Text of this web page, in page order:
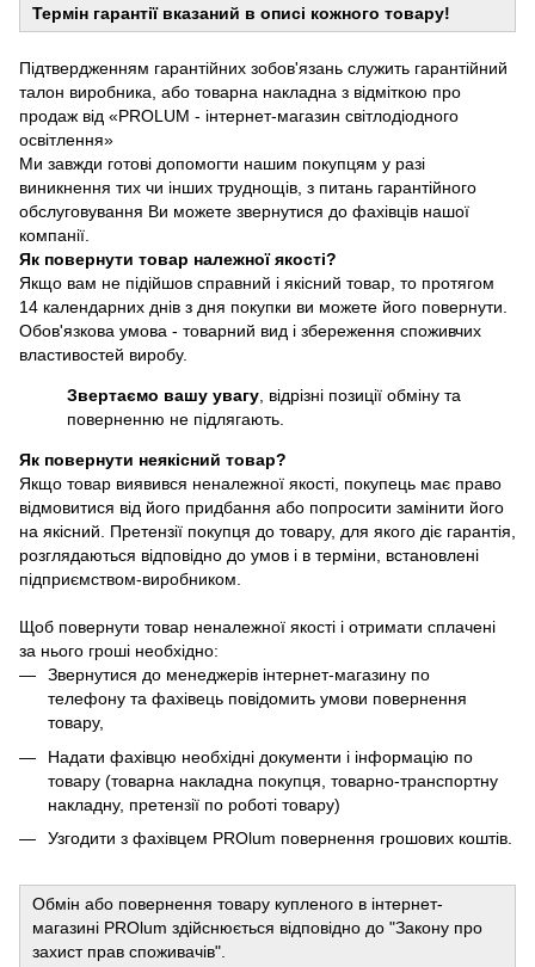
Термін гарантії вказаний в описі кожного товару!
Підтвердженням гарантійних зобов'язань служить гарантійний
талон виробника, або товарна накладна з відміткою про
продаж від «PROLUM - інтернет-магазин світлодіодного
освітлення»
Ми завжди готові допомогти нашим покупцям у разі
виникнення тих чи інших труднощів, з питань гарантійного
обслуговування Ви можете звернутися до фахівців нашої
компанії.
Як повернути товар належної якості?
Якщо вам не підійшов справний і якісний товар, то протягом
14 календарних днів з дня покупки ви можете його повернути.
Обов'язкова умова - товарний вид і збереження споживчих
властивостей виробу.
Звертаємо вашу увагу, відрізні позиції обміну та
поверненню не підлягають.
Як повернути неякісний товар?
Якщо товар виявився неналежної якості, покупець має право
відмовитися від його придбання або попросити замінити його
на якісний. Претензії покупця до товару, для якого діє гарантія,
розглядаються відповідно до умов і в терміни, встановлені
підприємством-виробником.
Щоб повернути товар неналежної якості і отримати сплачені
за нього гроші необхідно:
Звернутися до менеджерів інтернет-магазину по
телефону та фахівець повідомить умови повернення
товару,
Надати фахівцю необхідні документи і інформацію по
товару (товарна накладна покупця, товарно-транспортну
накладну, претензії по роботі товару)
Узгодити з фахівцем PROlum повернення грошових коштів.
Обмін або повернення товару купленого в інтернет-
магазині PROlum здійснюється відповідно до "Закону про
захист прав споживачів".